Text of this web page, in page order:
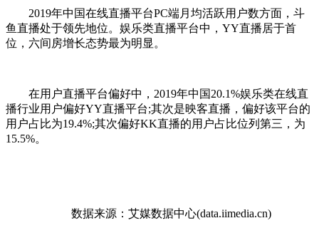
2019年中国在线直播平台PC端月均活跃用户数方面，斗
鱼直播处于领先地位。娱乐类直播平台中，YY直播居于首
位，六间房增长态势最为明显。
在用户直播平台偏好中，2019年中国20.1%娱乐类在线直
播行业用户偏好YY直播平台;其次是映客直播，偏好该平台的
用户占比为19.4%;其次偏好KK直播的用户占比位列第三，为
15.5%。
数据来源：艾媒数据中心(data.iimedia.cn)